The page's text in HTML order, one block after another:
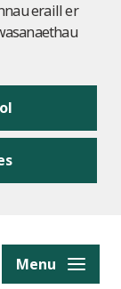
eraill er
Menu